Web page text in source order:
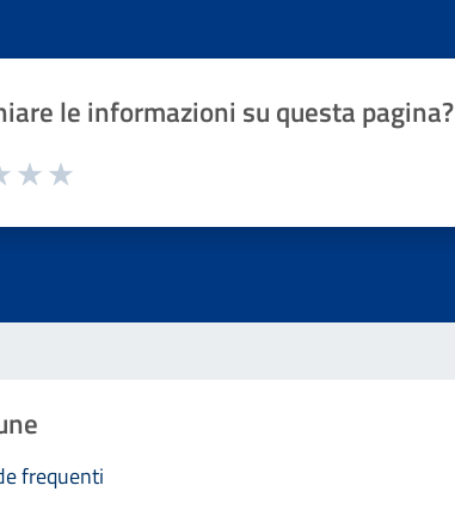
le informazioni su questa pagina?
frequenti